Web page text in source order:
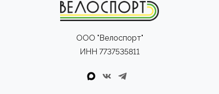
ООО "Велоспорт"
ИНН 7737535811